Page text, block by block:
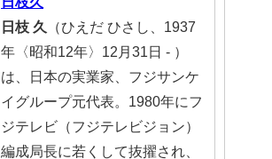
日枝 久
（ひえだ ひさし、1937
年〈昭和12年〉12月31日 - ）
は、日本の実業家、フジサンケ
イグループ元代表。1980年にフ
ジテレビ（フジテレビジョン）
編成局長に若くして抜擢され、